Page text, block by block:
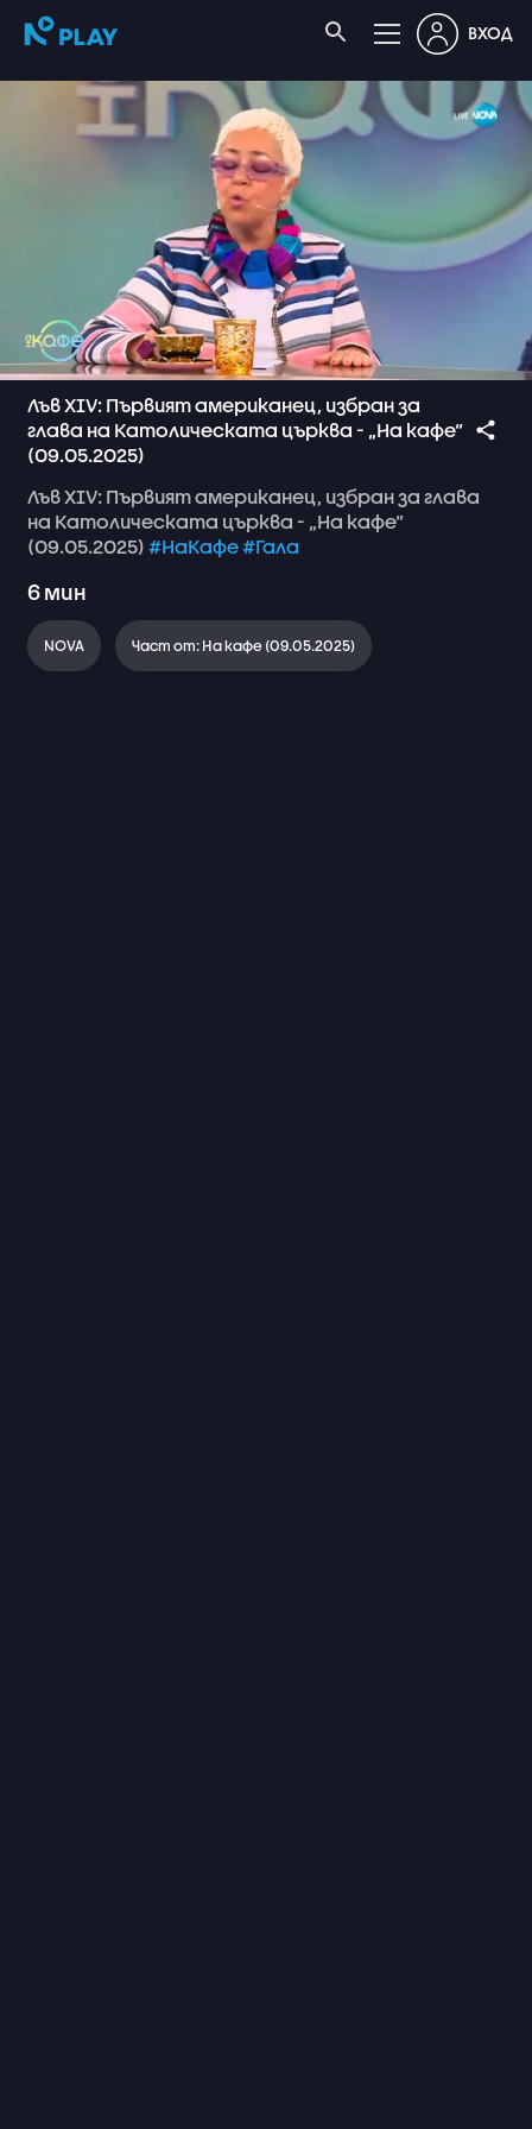
ВХОД
Лъв XIV: Първият американец, избран за
глава на Католическата църква - „На кафе“
(09.05.2025)
ЛъвXIV: Първиятамериканец, избранза глава
на Католическата църква - „На кафе“
(09.05.2025) #НаКафе#Гала
6мин
NOVA Част от: На кафе (09.05.2025)